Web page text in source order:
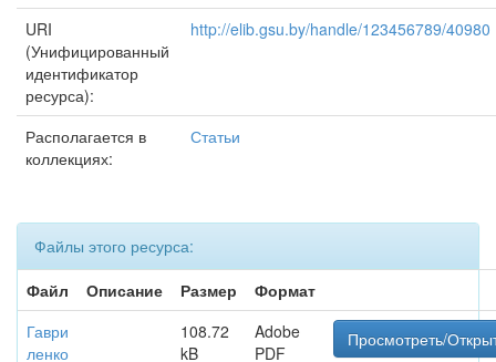
URI
(Унифицированный
идентификатор
ресурса):
http://elib.gsu.by/handle/123456789/40980
Располагается в
коллекциях:
Статьи
Файлы этого ресурса:
Файл
Описание Размер
Формат
Гаври
ленко
108.72
kB
Adobe
PDF
Просмотреть/